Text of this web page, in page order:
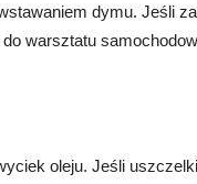
dymu. Jeśli
warsztatu
oleju. Jeśli